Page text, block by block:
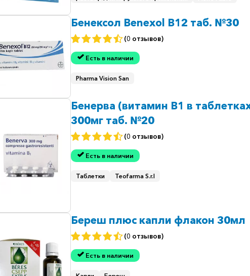
Бенексол Benexol B12 таб. №30
(0 отзывов)
Есть в наличии
Pharma Vision San
Бенерва (витамин В1 в
300мг таб. №20
(0 отзывов)
Есть в наличии
Таблетки Teofarma S.r.l
Береш плюс капли флакон 30мл
(0 отзывов)
Есть в наличии